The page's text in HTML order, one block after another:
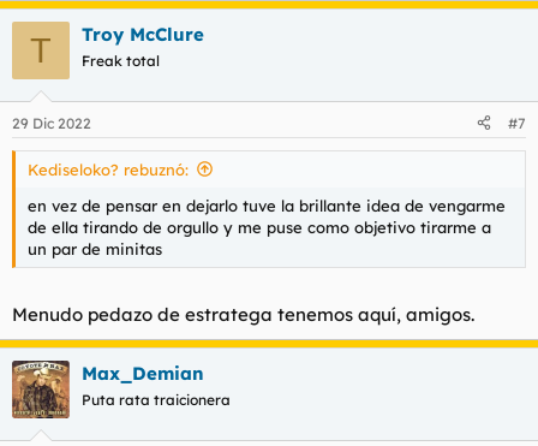
En fin, que opináis ? Soy subnormal ? Ser cornudo te vuelve
impotente ? Debería catar nabo por si lo mismo estoy en el
lado equivocado ? Se agradecen las respuestas.
a
e
s
T Troy McClure
Freak total
29 Dic 2022 #7
Kediseloko? rebuznó:
en vez de pensar en dejarlo tuve la brillante idea de vengarme
de ella tirando de orgullo y me puse como objetivo tirarme a
un par de minitas
Menudo pedazo de estratega tenemos aquí, amigos.
Max_Demian
Puta rata traicionera